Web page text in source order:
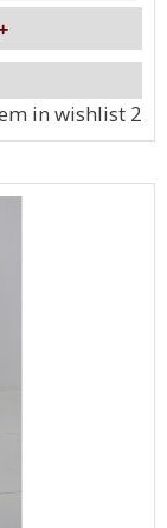
2 users
in wishlist